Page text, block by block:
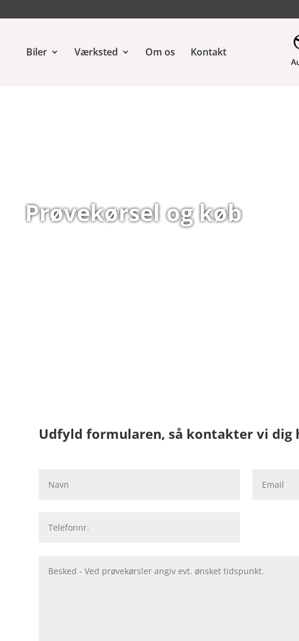
Biler Værksted Om os Kontakt
Prøvekørsel og køb
Udfyld formularen, så kontakter vi